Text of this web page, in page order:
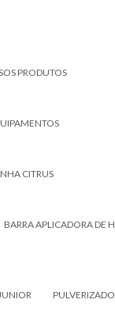
PRODUTOS
CITRUS
BARRA APLICADORA DE